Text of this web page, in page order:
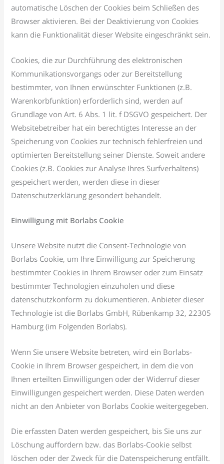
automatische Löschen der Cookies beim Schließen des
Browser aktivieren. Bei der Deaktivierung von Cookies
kann die Funktionalität dieser Website eingeschränkt sein.
Cookies, die zur Durchführung des elektronischen
Kommunikationsvorgangs oder zur Bereitstellung
bestimmter, von Ihnen erwünschter Funktionen (z.B.
Warenkorbfunktion) erforderlich sind, werden auf
Grundlage von Art. 6 Abs. 1 lit. f DSGVO gespeichert. Der
Websitebetreiber hat ein berechtigtes Interesse an der
Speicherung von Cookies zur technisch fehlerfreien und
optimierten Bereitstellung seiner Dienste. Soweit andere
Cookies (z.B. Cookies zur Analyse Ihres Surfverhaltens)
gespeichert werden, werden diese in dieser
Datenschutzerklärung gesondert behandelt.
Einwilligung mit Borlabs Cookie
Unsere Website nutzt die Consent-Technologie von
Borlabs Cookie, um Ihre Einwilligung zur Speicherung
bestimmter Cookies in Ihrem Browser oder zum Einsatz
bestimmter Technologien einzuholen und diese
datenschutzkonform zu dokumentieren. Anbieter dieser
Technologie ist die Borlabs GmbH, Rübenkamp 32, 22305
Hamburg (im Folgenden Borlabs).
Wenn Sie unsere Website betreten, wird ein Borlabs-
Cookie in Ihrem Browser gespeichert, in dem die von
Ihnen erteilten Einwilligungen oder der Widerruf dieser
Einwilligungen gespeichert werden. Diese Daten werden
nicht an den Anbieter von Borlabs Cookie weitergegeben.
Die erfassten Daten werden gespeichert, bis Sie uns zur
Löschung auffordern bzw. das Borlabs-Cookie selbst
löschen oder der Zweck für die Datenspeicherung entfällt.